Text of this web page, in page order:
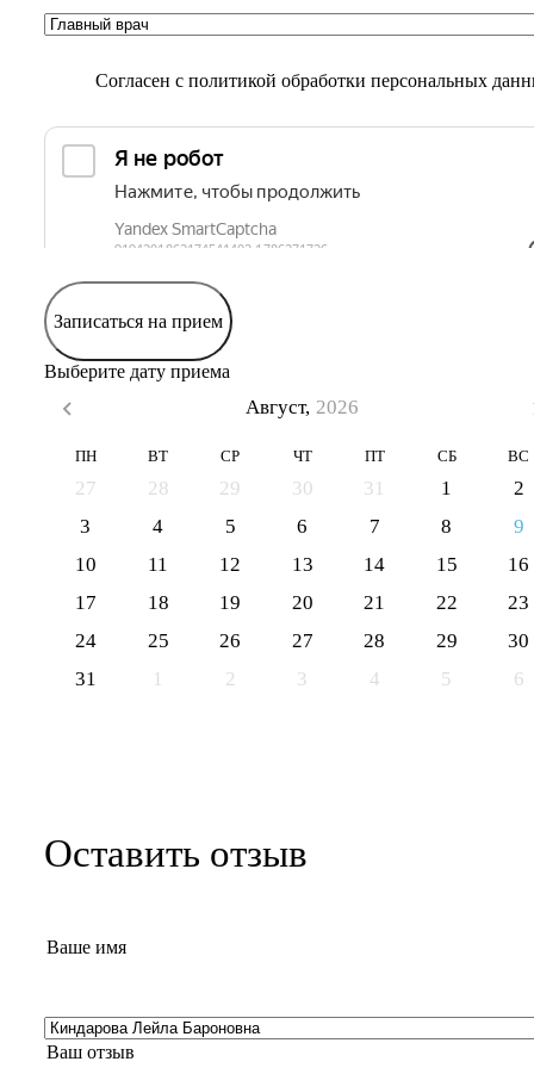
Согласен с политикой обработки персональных
Записаться на прием
Выберите дату приема
Август, 2026
ПН ВТ СР ЧТ ПТ СБ ВС
27 28 29 30 31 1
2
3
4 5 6 7 8
9
10
11 12 13 14 15
16
17
18 19 20 21 22
23
24
25 26 27 28 29
30
31
1 2 3 4 5 6
Оставить отзыв